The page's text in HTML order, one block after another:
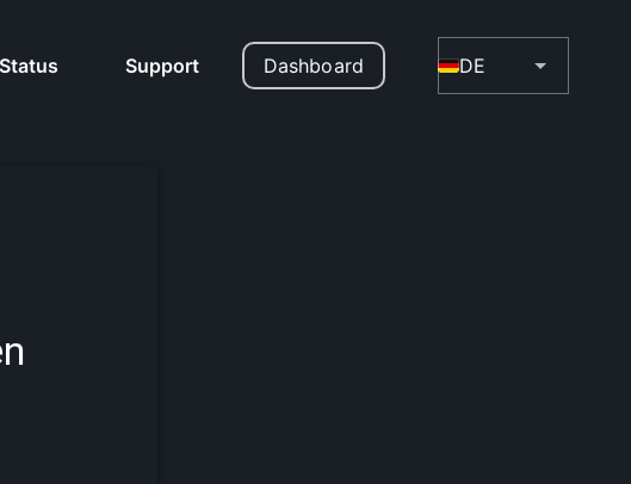
Status Support Dashboard DE